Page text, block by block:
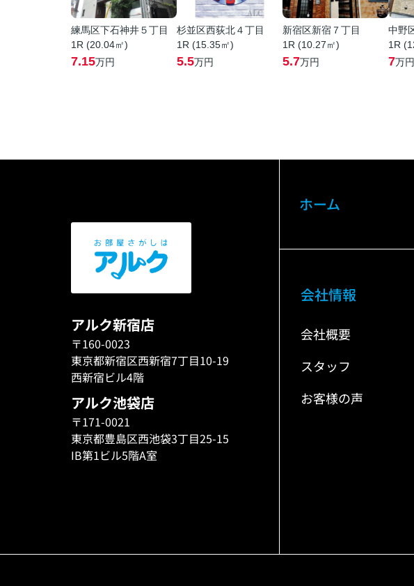
練馬区下石神井５丁目
1R (20.04㎡)
7.15万円
杉並区西荻北４丁目
1R (15.35㎡)
5.5万円
新宿区新宿７丁目
1R (10.27㎡)
5.7万円
中野
1R
7万円
アルク新宿店
〒160-0023
東京都新宿区西新宿7丁目10-19
西新宿ビル4階
アルク池袋店
〒171-0021
東京都豊島区西池袋3丁目25-15
IB第1ビル5階A室
ホーム
会社情報
会社概要
スタッフ
お客様の声